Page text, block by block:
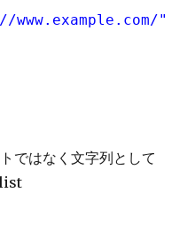
"
ではなく文字列として
list